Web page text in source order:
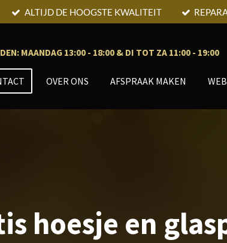
ALTIJD DE HOOGSTE KWALITEIT
MAANDAG 13:00 - 18:00 & DI TOT ZA 11:00 - 19:00
OVER ONS AFSPRAAK MAKEN
hoesje en